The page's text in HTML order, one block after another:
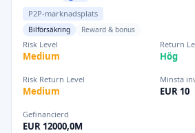
P2P-marknadsplats
Bilförsäkring Reward & bonus
Risk Level
Medium
Return
Hög
Risk Return Level
Medium
Minsta
EUR 10
Gefinancierd
EUR 12000,0M